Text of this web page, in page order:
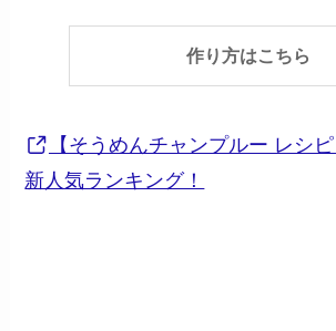
作り方はこちら
【そうめんチャンプルー レシ
新人気ランキング！